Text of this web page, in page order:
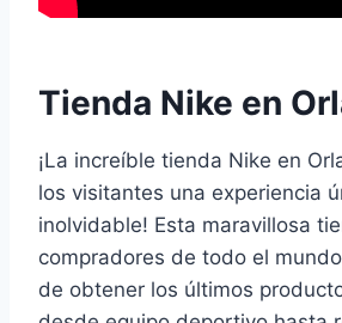
Tienda Nike en
¡La increíble tienda Nike en
los visitantes una experiencia
inolvidable! Esta maravillosa
compradores de todo el
de obtener los últimos